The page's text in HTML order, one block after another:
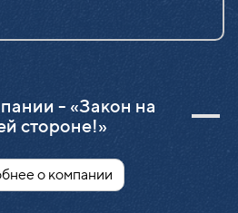
- «Закон на
стороне!»
о компании